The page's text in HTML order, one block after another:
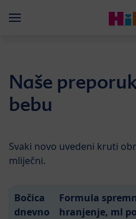
Menü
Naše
bebu
Svaki novo uvedeni kruti
mliječni.
Bočica
dnevno
Formula
hranjenje, ml